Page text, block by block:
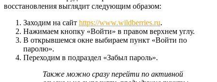
восстановления выглядит следующим образом:
Заходим на сайт https://www.wildberries.ru.
Нажимаем кнопку «Войти» в правом верхнем углу.
В открывшемся окне выбираем пункт «Войти по
паролю».
Переходим в подраздел «Забыл пароль».
Также можно сразу перейти по активной